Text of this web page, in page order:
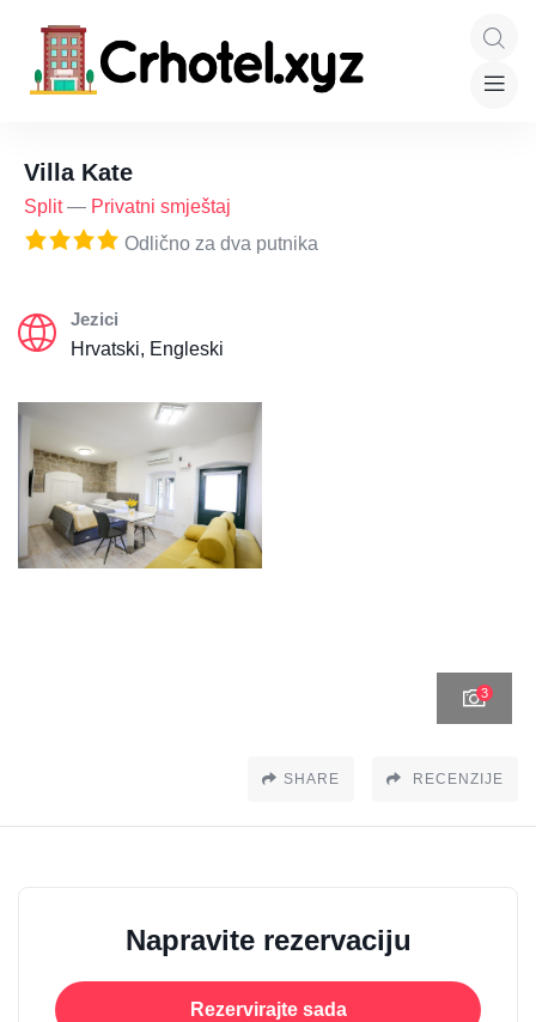
Villa Kate
Split— Privatni smještaj
Odlično za dva putnika
Jezici
Hrvatski, Engleski
3
SHARE RECENZIJE
Napravite rezervaciju
Rezervirajte sada